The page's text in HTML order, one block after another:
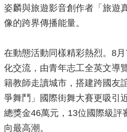
開
宣
姿麟與旅遊影音創作者「旅遊
像的跨界傳播能量。
在動態活動同樣精彩熱烈。8
化交流，由青年志工全英文導
籍教師走讀城市，搭建跨國友
爭舞鬥」國際街舞大賽更吸引
總獎金46萬元，13位國際級評
向最高潮。